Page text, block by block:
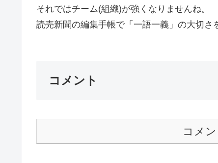
それではチーム(組織)が強くなりませんね。
読売新聞の編集手帳で「一語一義」の大切さ
コメント
コメ